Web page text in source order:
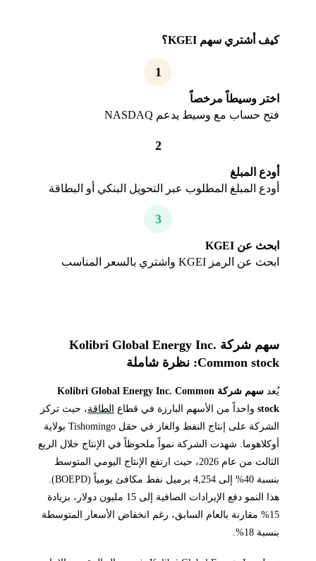
كيف أشتري سهم KGEI؟
1
اختر وسيطاً مرخصاً
فتح حساب مع وسيط يدعم NASDAQ
2
أودع المبلغ
أودع المبلغ المطلوب عبر التحويل البنكي أو البطاقة
3
ابحث عن KGEI
ابحث عن الرمز KGEI واشتري بالسعر المناسب
سهم شركة Kolibri Global Energy Inc.
Common stock: نظرة شاملة
يُعد
سهم شركة Kolibri Global Energy Inc. Common
stockواحداً من الأسهم البارزة في قطاع الطاقة، حيث تركز
الشركة على إنتاج النفط والغاز في حقل Tishomingo بولاية
أوكلاهوما. شهدت الشركة نمواً ملحوظاً في الإنتاج خلال الربع
الثالث من عام 2026، حيث ارتفع الإنتاج اليومي المتوسط
بنسبة 40% إلى 4,254 برميل نفط مكافئ يومياً (BOEPD).
هذا النمو دفع الإيرادات الصافية إلى 15 مليون دولار، بزيادة
15% مقارنة بالعام السابق، رغم انخفاض الأسعار المتوسطة
بنسبة 18%.